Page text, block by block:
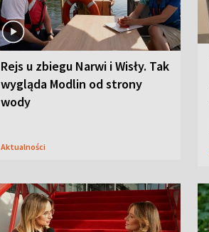
Rejs u zbiegu Narwi i Wisły. Tak
wygląda Modlin od strony
wody
Aktualności